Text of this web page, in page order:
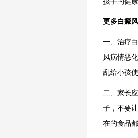
更多白癜
一、治疗
风病情恶
乱给小孩
二、家长
子，不要
在的食品